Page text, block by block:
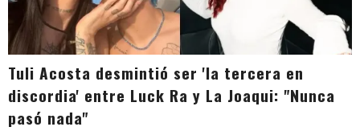
Tuli Acosta desmintió ser 'la tercera en
discordia' entre Luck Ra y La Joaqui: "Nunca
pasó nada"